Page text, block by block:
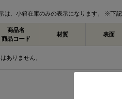
は、小箱在庫のみの表示になります。 ※下
商品名
商品コード
材質 表面
ありません。